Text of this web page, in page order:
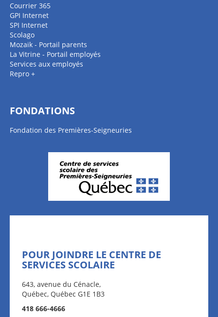
Courrier 365
GPI Internet
SPI Internet
Scolago
Mozaik - Portail parents
La Vitrine - Portail employés
Services aux employés
Repro +
FONDATIONS
Fondation des Premières-Seigneuries
POUR JOINDRE LE CENTRE DE
SERVICES SCOLAIRE
643, avenue du Cénacle,
Québec, Québec G1E 1B3
418 666-4666